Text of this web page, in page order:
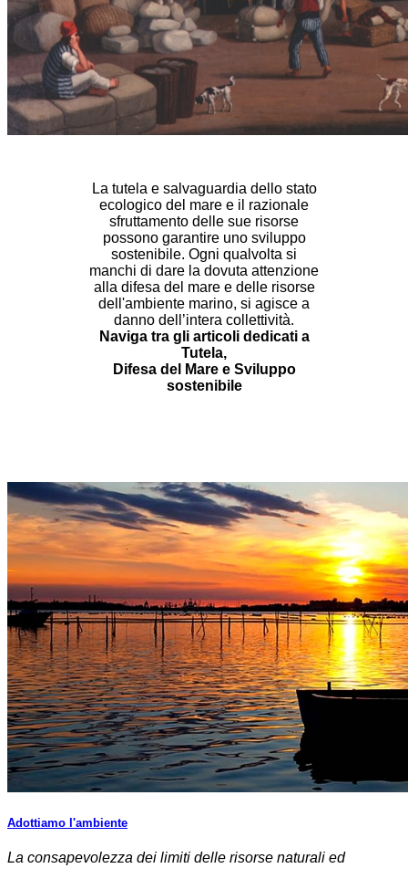
La tutela e salvaguardia dello stato
ecologico del mare e il razionale
sfruttamento delle sue risorse
possono garantire uno sviluppo
sostenibile. Ogni qualvolta si
manchi di dare la dovuta attenzione
alla difesa del mare e delle risorse
dell'ambiente marino, si agisce a
danno dell’intera collettività.
Naviga tra gli articoli dedicati a
Tutela,
Difesa del Mare e Sviluppo
sostenibile
Adottiamo l'ambiente
La consapevolezza dei limiti delle risorse naturali ed